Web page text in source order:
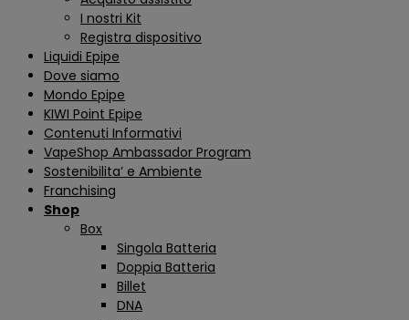
I nostri Kit
Registra dispositivo
Liquidi Epipe
Dove siamo
Mondo Epipe
KIWI Point Epipe
Contenuti Informativi
VapeShop Ambassador Program
Sostenibilita’ e Ambiente
Franchising
Shop
Box
Singola Batteria
Doppia Batteria
Billet
DNA